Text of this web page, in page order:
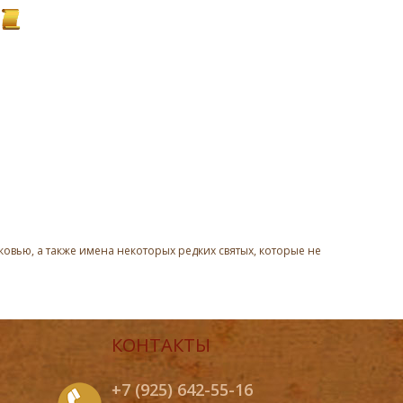
а также имена некоторых редких святых, которые не
КОНТАКТЫ
+7 (925) 642-55-16